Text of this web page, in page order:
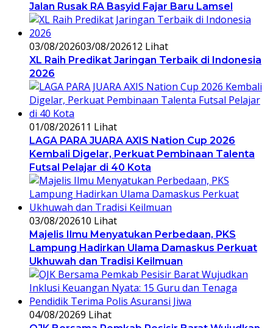
Jalan Rusak RA Basyid Fajar Baru Lamsel
03/08/202603/08/202612 Lihat
XL Raih Predikat Jaringan Terbaik di Indonesia
2026
01/08/202611 Lihat
LAGA PARA JUARA AXIS Nation Cup 2026
Kembali Digelar, Perkuat Pembinaan Talenta
Futsal Pelajar di 40 Kota
03/08/202610 Lihat
Majelis Ilmu Menyatukan Perbedaan, PKS
Lampung Hadirkan Ulama Damaskus Perkuat
Ukhuwah dan Tradisi Keilmuan
04/08/20269 Lihat